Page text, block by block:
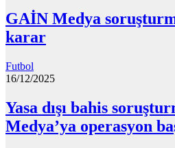
GAİN Medya
karar
Futbol
16/12/2025
Yasa dışı bahis
Medya’ya operasyon